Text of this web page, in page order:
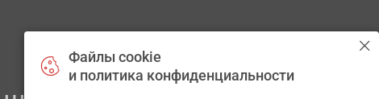
Файлы cookie
и политика конфиденциальности